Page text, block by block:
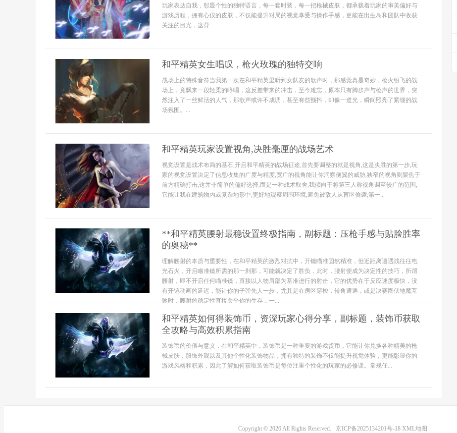
玩家表达自我，彰显个性的独特语言，每一套时装，每一把枪械皮肤，都承载着玩家的审美偏好与
游戏历程，拥有心仪的皮肤，不仅能提升对局的视觉享受与操作手感，更能在出生岛和团队中收获
关注的目光，这背...
和平精英女生唱叹，枪火玫瑰的独特交响
战场上的特殊音符当我第一次在和平精英里听到女队友的歌声时，那感觉真是奇妙，枪火纷飞的战
场上，竟飘来一段轻柔的哼唱，这反差带来的冲击，至今难忘，原本只有脚步声与枪声的世界，突
然注入了一丝鲜活的人气，那歌声或许不成调，甚至有些颤抖，却像一道光，瞬间照亮了紧绷的战
场氛围。...
和平精英玩家设置视角,决胜毫厘的战场艺术
视觉设置是战术布局的基石,开启和平精英的战场征途,首先要调整的就是视角,这是决胜的第一步,玩
家的视觉设置决定了信息收集的广度与精度,宽广的视角能让你洞察侧翼的威胁,狭窄的视角则聚焦于
前方精确打击,这并非简单的偏好选择,而是一种战术取舍,我倾向于将第三人称视角调至较广的范围,
它能让我在建筑物内或复杂地形中,更好地观察周围环境,避免被敌人从盲区偷袭,第一...
**和平精英腰射最稳设置终极指南，副标题：压枪手感与贴脸胜率
的奥秘**
理解腰射的本质与重要性，在和平精英的激烈对抗中，开镜瞄准固然精准，但近距离遭遇战往往电
光石火，开启瞄准镜所需的那一刹那，可能就决定了胜负，此时，腰射便成为决定性的技巧，所谓
腰射，即不开启任何瞄准镜，直接以人物肩部为基准进行的射击，它的优势在于反应速度极快，没
有开镜动画的延迟，能让你的子弹先人一步，尤其是在房区穿梭，转角遭遇，或是决赛圈伏地魔互
啄时，腰射的稳定性直接关乎你的生存，一...
和平精英如何得装饰币，资深玩家心得分享，副标题，装饰币获取
全攻略与高效积累指南
装饰币的价值与意义，在和平精英中，装饰币是一种重要的游戏货币，它能让你兑换各种精美的枪
械皮肤，服饰外观以及其他个性化装饰物品，拥有独特的装饰不仅能提升视觉体验，更能彰显你的
游戏风格和积累，因此了解如何获取装饰币是每位注重个性化的玩家的必修课。常规任...
Copyright © 2026 All Rights Reserved. 京ICP备2025134201号-18 XML地图